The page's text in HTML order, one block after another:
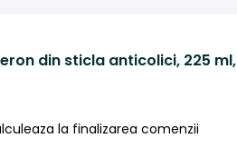
din sticla anticolici, 225
la finalizarea comenzii